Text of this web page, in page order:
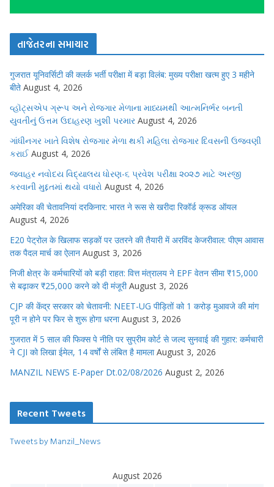
તાજેતરના સમાચાર
गुजरात यूनिवर्सिटी की क्लर्क भर्ती परीक्षा में बड़ा विलंब: मुख्य परीक्षा खत्म हुए 3 महीने
बीते August 4, 2026
વ્હૉટ્સએપ ગ્રૂપ અને રોજગાર મેળાના માધ્યમથી આત્મનિર્ભર બનતી
યુવતીનું ઉત્તમ ઉદાહરણ ખુશી પરમાર August 4, 2026
ગાંધીનગર ખાતે વિશેષ રોજગાર મેળા થકી મહિલા રોજગાર દિવસની ઉજવણી
કરાઈ August 4, 2026
જવાહર નવોદય વિદ્યાલય ધોરણ-૬ પ્રવેશ પરીક્ષા ૨૦૨૭ માટે અરજી
કરવાની મુદ્દતમાં થયો વધારો August 4, 2026
अमेरिका की चेतावनियां दरकिनार: भारत ने रूस से खरीदा रिकॉर्ड क्रूड ऑयल
August 4, 2026
E20 पेट्रोल के खिलाफ सड़कों पर उतरने की तैयारी में अरविंद केजरीवाल: पीएम आवास
तक पैदल मार्च का ऐलान August 3, 2026
निजी क्षेत्र के कर्मचारियों को बड़ी राहत: वित्त मंत्रालय ने EPF वेतन सीमा ₹15,000
से बढ़ाकर ₹25,000 करने को दी मंजूरी August 3, 2026
CJP की केंद्र सरकार को चेतावनी: NEET-UG पीड़ितों को 1 करोड़ मुआवजे की मांग
पूरी न होने पर फिर से शुरू होगा धरना August 3, 2026
गुजरात में 5 साल की फिक्स पे नीति पर सुप्रीम कोर्ट से जल्द सुनवाई की गुहार: कर्मचारी
ने CJI को लिखा ईमेल, 14 वर्षों से लंबित है मामला August 3, 2026
MANZIL NEWS E-Paper Dt.02/08/2026 August 2, 2026
Recent Tweets
Tweets by Manzil_News
August 2026